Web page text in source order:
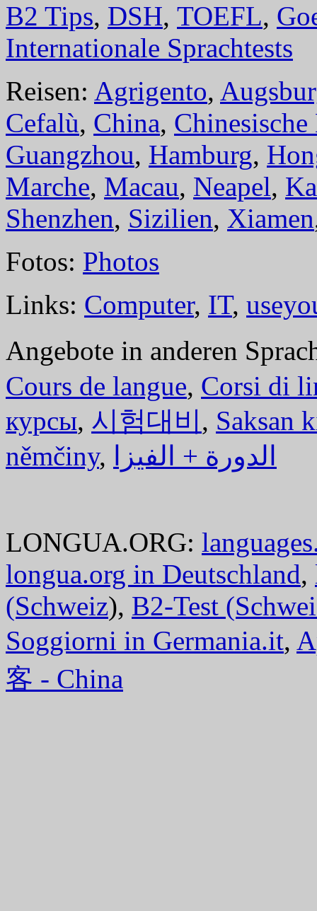
B2 Tips, DSH, TOEFL,
Internationale Sprachtests
Reisen: Agrigento,
Cefalù, China, Chinesische
Guangzhou, Hamburg,
Marche, Macau, Neapel,
Shenzhen, Sizilien, Xiamen
Fotos: Photos
Links: Computer, IT,
Angebote in anderen
Cours de langue, Corsi di
курсы, 시험대비, Saksan
němčiny, الدورة + الفيزا
LONGUA.ORG:
longua.org in Deutschland,
(Schweiz), B2-Test
Soggiorni in Germania.it,
客 - China